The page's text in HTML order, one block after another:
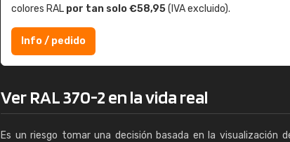
colores RAL por tan solo €58,95(IVA excluido).
Info / pedido
Ver RAL 370-2 en la vida real
Es un riesgo tomar una decisión basada en la visualización